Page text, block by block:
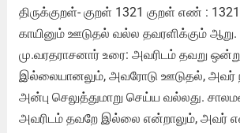
திருக்குறள்- குறள் 1321 குறள் எண் :
காயினும் ஊடுதல் வல்ல தவரளிக்கும்
மு.வரதராசனார் உரை: அவரிடம் தவறு
இல்லையானலும், அவரோடு ஊடுதல், அவர்
அன்பு செலுத்துமாறு செய்ய வல்லது.
அவரிடம் தவறே இல்லை என்றாலும், அவர்